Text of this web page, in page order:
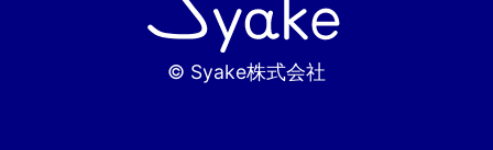
© Syake株式会社